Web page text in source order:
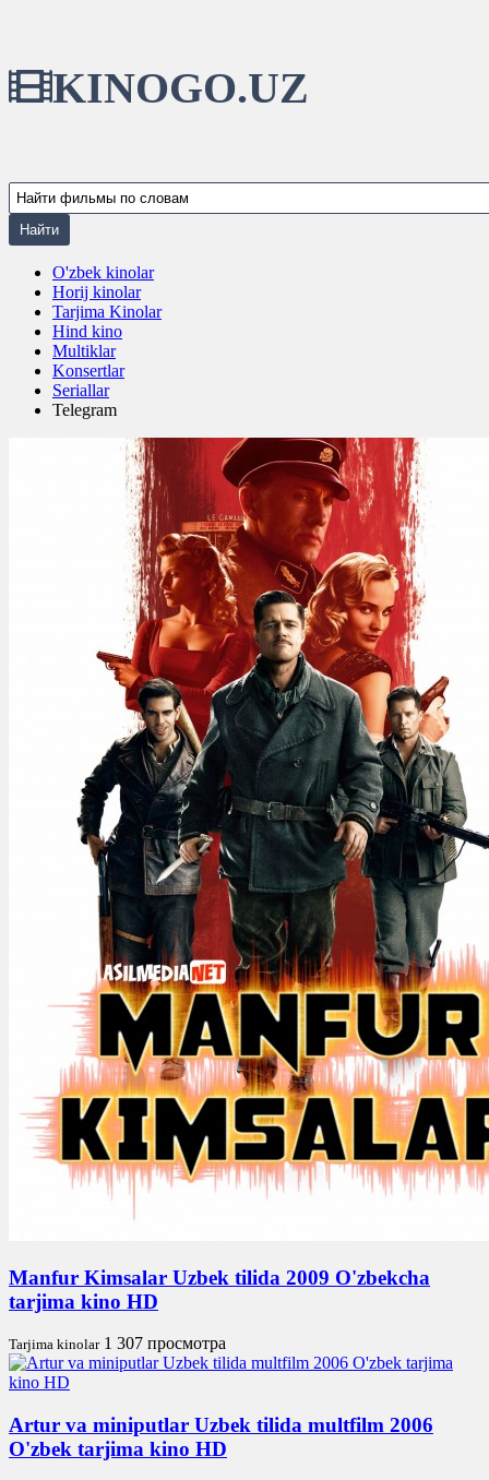
KINOGO.UZ
O'zbek kinolar
Horij kinolar
Tarjima Kinolar
Hind kino
Multiklar
Konsertlar
Seriallar
Telegram
Manfur Kimsalar Uzbek tilida 2009 O'zbekcha
tarjima kino HD
Tarjima kinolar 1 307 просмотра
Artur va miniputlar Uzbek tilida multfilm 2006
O'zbek tarjima kino HD